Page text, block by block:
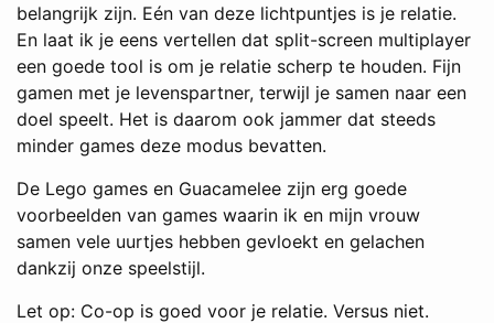
belangrijk zijn. Eén van deze lichtpuntjes is je relatie.
En laat ik je eens vertellen dat split-screen multiplayer
een goede tool is om je relatie scherp te houden. Fijn
gamen met je levenspartner, terwijl je samen naar een
doel speelt. Het is daarom ook jammer dat steeds
minder games deze modus bevatten.
De Lego games en Guacamelee zijn erg goede
voorbeelden van games waarin ik en mijn vrouw
samen vele uurtjes hebben gevloekt en gelachen
dankzij onze speelstijl.
Let op: Co-op is goed voor je relatie. Versus niet.